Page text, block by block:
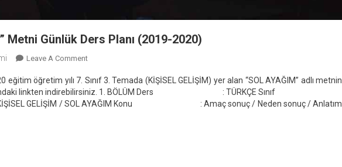
Metni Günlük Ders Planı (2019-2020)
Leave A CommentOn
Sınıf
“SOL
eğitim öğretim yılı 7. Sınıf 3. Temada (KİŞİSEL GELİŞİM) yer alan “SOL AYAĞIM” adlı metnin
sonundaki linkten indirebilirsiniz. 1. BÖLÜM Ders : TÜRKÇE Sınıf
GELİŞİM / SOL AYAĞIM Konu : Amaç sonuç / Neden sonuç / Anlatım